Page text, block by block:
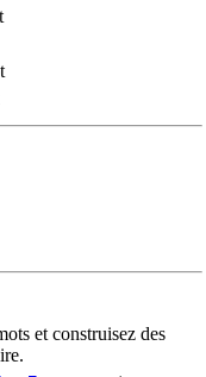
et construisez des